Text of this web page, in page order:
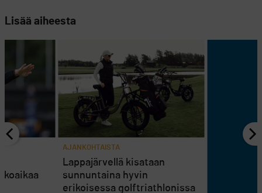
Lisää aiheesta
AJANKOHTAISTA
Lappajärvellä kisataan
sunnuntaina hyvin
erikoisessa golftriathlonissa